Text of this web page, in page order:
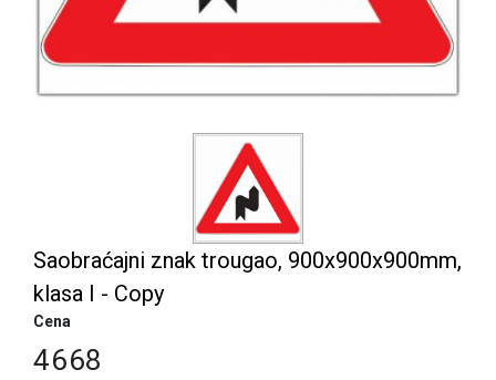
Saobraćajni znak trougao, 900x900x900mm,
klasa I - Copy
Cena
4668